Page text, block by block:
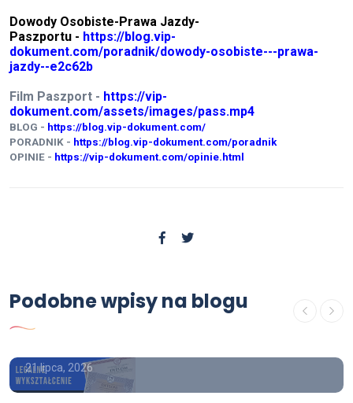
Dowody Osobiste-Prawa Jazdy-
Paszportu - https://blog.vip-
dokument.com/poradnik/dowody-osobiste---prawa-
jazdy--e2c62b
Film Paszport - https://vip-
dokument.com/assets/images/pass.mp4
BLOG - https://blog.vip-dokument.com/
PORADNIK - https://blog.vip-dokument.com/poradnik
OPINIE - https://vip-dokument.com/opinie.html
Podobne wpisy na blogu
Poradnik
kup dyplom bez egzaminu
21 lipca, 2026